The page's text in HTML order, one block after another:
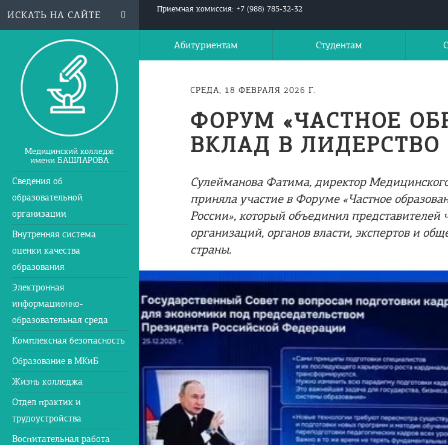
Медицинский колледж
имени БАШЛАРОВА
Сведения об
образовательной
организации
Внутренняя система
оценки качества
образования
Электронная
информационно-
образовательная среда
Комплексная безопасность
Образование в МКиБ
Жизнь колледжа
Отдел практик и
трудоустройства
Воспитательная работа
Приемная комиссия: +7 (988) 785-32-32
Абитуриентам Студентам
СРЕДА, 18 ФЕВРАЛЯ 2026 Г.
ФОРУМ «ЧАСТНОЕ
ВКЛАД В ЛИДЕРСТВО
Сулейманова Фатима, директор
приняла участие в Форуме «Частное
России», который объединил представителей
организаций, органов власти, экспертов и
страны.